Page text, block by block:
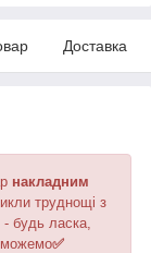
Доставка
накладним
труднощі з
будь ласка,
✅